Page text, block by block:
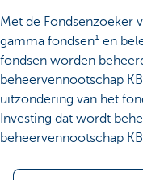
Particulieren
Met de Fondsenzoeker
gamma fondsen¹ en
fondsen worden
beheervennootschap
uitzondering van het
Investing dat wordt
beheervennootschap